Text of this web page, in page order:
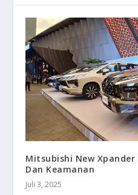
Mitsubishi New Xpander
Dan Keamanan
Juli 3, 2025